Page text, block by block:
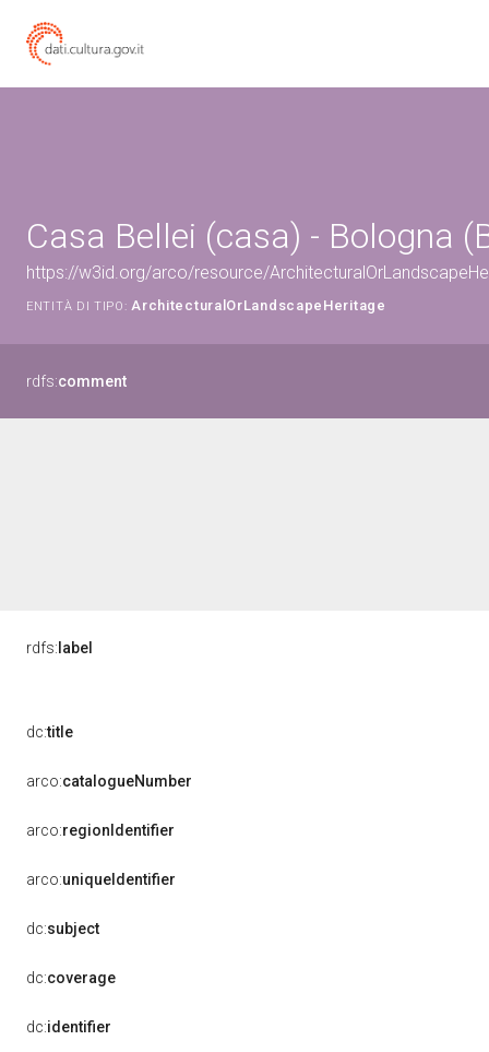
Casa Bellei (casa) - Bologna
https://w3id.org/arco/resource/
ENTITÀ DI TIPO: ArchitecturalOrLandscapeHeritage
rdfs:comment
rdfs: label
dc:title
arco:catalogueNumber
arco:regionIdentifier
arco:uniqueIdentifier
dc:subject
dc:coverage
dc:identifier